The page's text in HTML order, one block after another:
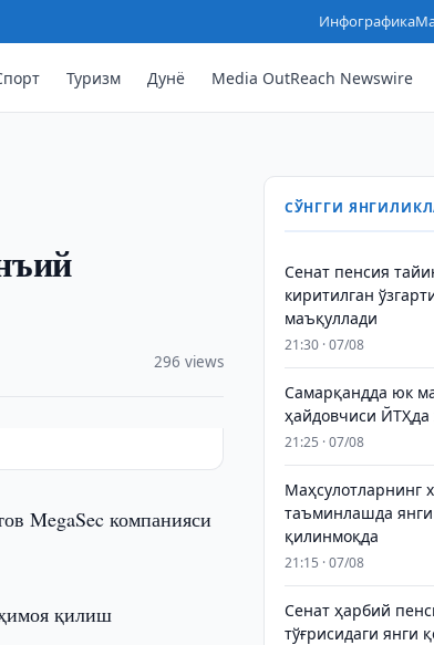
Инфографика
Туризм Дунё Media OutReach Newswire
296 views
MegaSec компанияси
қилиш
СЎНГГИ
Сенат пенсия
киритилган
маъқуллади
21:30 · 07/08
Самарқандда юк
ҳайдовчиси ЙТҲда
21:25 · 07/08
Маҳсулотларнинг
таъминлашда
қилинмоқда
21:15 · 07/08
Сенат ҳарбий
тўғрисидаги янги